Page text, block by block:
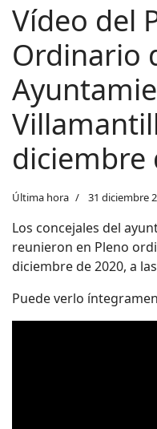
Vídeo del
Ordinario
diciembre
Última hora 31 diciembre
Los concejales del
reunieron en Pleno
diciembre de 2020, a
Puede verlo